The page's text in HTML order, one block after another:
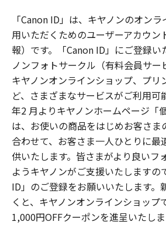
「Canon ID」は、キヤノンのオン
用いただくためのユーザーアカウン
報）です。「Canon ID」にご登録い
ノンフォトサークル（有料会員サー
キヤノンオンラインショップ、プリ
ど、さまざまなサービスがご利用可
年2 月よりキヤノンホームページ「
は、お使いの商品をはじめお客さま
合わせて、お客さま一人ひとりに最
供いたします。皆さまがより良いフ
ようキヤノンがご支援いたしますの
ID」のご登録をお願いいたします。
くと、キヤノンオンラインショップ
1,000円OFFクーポンを進呈いたしま